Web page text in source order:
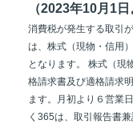
（2023年10月1日
消費税が発生する取引
は、株式（現物・信用
となります。 株式（現
格請求書及び適格請求
ます。月初より６営業
く365は、取引報告書